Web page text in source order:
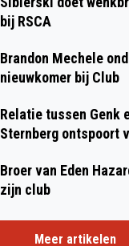
bij RSCA
Brandon Mechele
nieuwkomer bij Club
Relatie tussen Genk
Sternberg ontspoort
Broer van Eden
zijn club
Meer artikelen